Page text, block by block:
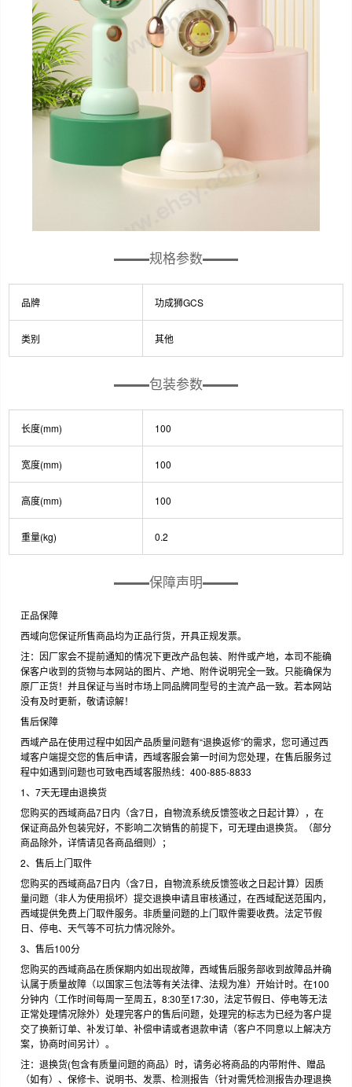
规格参数
品牌 功成狮GCS
类别 其他
包装参数
长度(mm) 100
宽度(mm) 100
高度(mm) 100
重量(kg) 0.2
保障声明
正品保障
西域向您保证所售商品均为正品行货，开具正规发票。
注：因厂家会不提前通知的情况下更改产品包装、附件或产地，本司不能确
保客户收到的货物与本网站的图片、产地、附件说明完全一致。只能确保为
原厂正货！并且保证与当时市场上同品牌同型号的主流产品一致。若本网站
没有及时更新，敬请谅解！
售后保障
西域产品在使用过程中如因产品质量问题有“退换返修”的需求，您可通过西
域客户端提交您的售后申请，西域客服会第一时间为您处理，在售后服务过
程中如遇到问题也可致电西域客服热线：400-885-8833
1、7天无理由退换货
您购买的西域商品7日内（含7日，自物流系统反馈签收之日起计算），在
保证商品外包装完好，不影响二次销售的前提下，可无理由退换货。（部分
商品除外，详情请见各商品细则）；
2、售后上门取件
您购买的西域商品7日内（含7日，自物流系统反馈签收之日起计算）因质
量问题（非人为使用损坏）提交退换申请且审核通过，在西域配送范围内，
西域提供免费上门取件服务。非质量问题的上门取件需要收费。法定节假
日、停电、天气等不可抗力情况除外。
3、售后100分
您购买的西域商品在质保期内如出现故障，西域售后服务部收到故障品并确
认属于质量故障（以国家三包法等有关法律、法规为准）开始计时。在100
分钟内（工作时间每周一至周五，8:30至17:30，法定节假日、停电等无法
正常处理情况除外）处理完客户的售后问题，处理完的标志为已经为客户提
交了换新订单、补发订单、补偿申请或者退款申请（客户不同意以上解决方
案，协商时间另计）。
注：退换货(包含有质量问题的商品）时，请务必将商品的内带附件、赠品
（如有）、保修卡、说明书、发票、检测报告（针对需凭检测报告办理退换